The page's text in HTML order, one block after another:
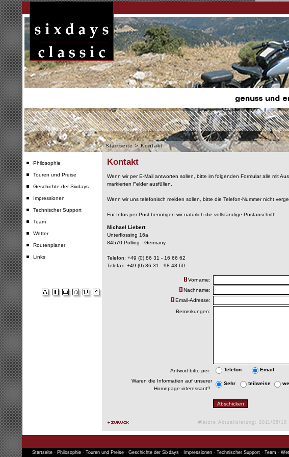
Startseite > Kontakt
Philosophie
Touren und Preise
Geschichte der Sixdays
Impressionen
Technischer Support
Team
Wetter
Routenplaner
Links
Kontakt
Wenn wir per E-Mail antworten sollen, bitte im folgenden Formular alle mit
markierten Felder ausfüllen.
Wenn wir uns telefonisch melden sollen, bitte die Telefon-Nummer nicht
Für Infos per Post benötigen wir natürlich die vollständige Postanschrift!
Michael Liebert
Unterflossing 16a
84570 Polling - Germany
Telefon: +49 (0) 86 31 - 16 66 62
Telefax: +49 (0) 86 31 - 98 48 60
Vorname:
Nachname:
Email-Adresse:
Bemerkungen:
Antwort bitte per: Telefon
Email
Waren die Informatien auf unserer
Homepage interessant?
Sehr teilweise
#letzte Aktualisierung: 2011/08/
Startseite· Philosophie· Touren und Preise· Geschichte der Sixdays· Impressionen· Technischer Support· Team ·